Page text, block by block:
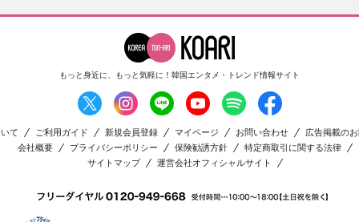
もっと身近に、もっと気軽に！ 韓国エンタメ・トレンド情報サイト
て ご利用ガイド 新規会員登録 マイページ お問い合わせ
広告掲載の
会社概要
プライバシーポリシー 保険勧誘方針
特定商取引に関する法律
サイトマップ
運営会社オフィシャルサイト